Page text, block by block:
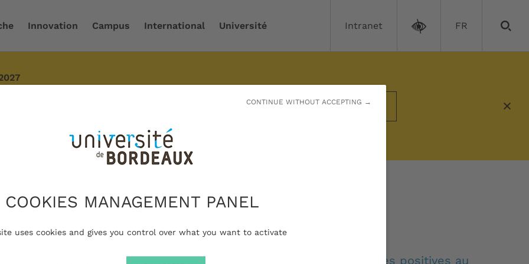
COOKIES MANAGEMENT PANEL
uses cookies and gives you control over what you want to activate
CONTINUE WITHOUT ACCEPTING →
Innovation Campus International Université Intranet FR
modalités d’application des droits d’inscription pour
En fonction de votre situation, des droits
s'appliquer. Des exonérations sont possibles sous
En savoir plus
COVID-19
COVID-19
prennent effet au 1er février 2023 :
dérogatoires, sans jour de carence pour les personnes testées positives au